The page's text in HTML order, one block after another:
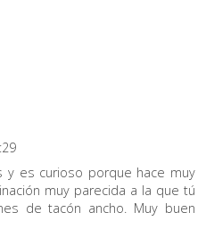
y es curioso porque hace muy
muy parecida a la que tú
de tacón ancho. Muy buen